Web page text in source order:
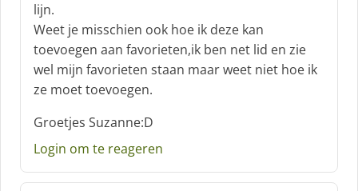
e
f
:
lijn.
Weet je misschien ook hoe ik deze kan
toevoegen aan favorieten,ik ben net lid en zie
wel mijn favorieten staan maar weet niet hoe ik
ze moet toevoegen.
Groetjes Suzanne:D
Login om te reageren